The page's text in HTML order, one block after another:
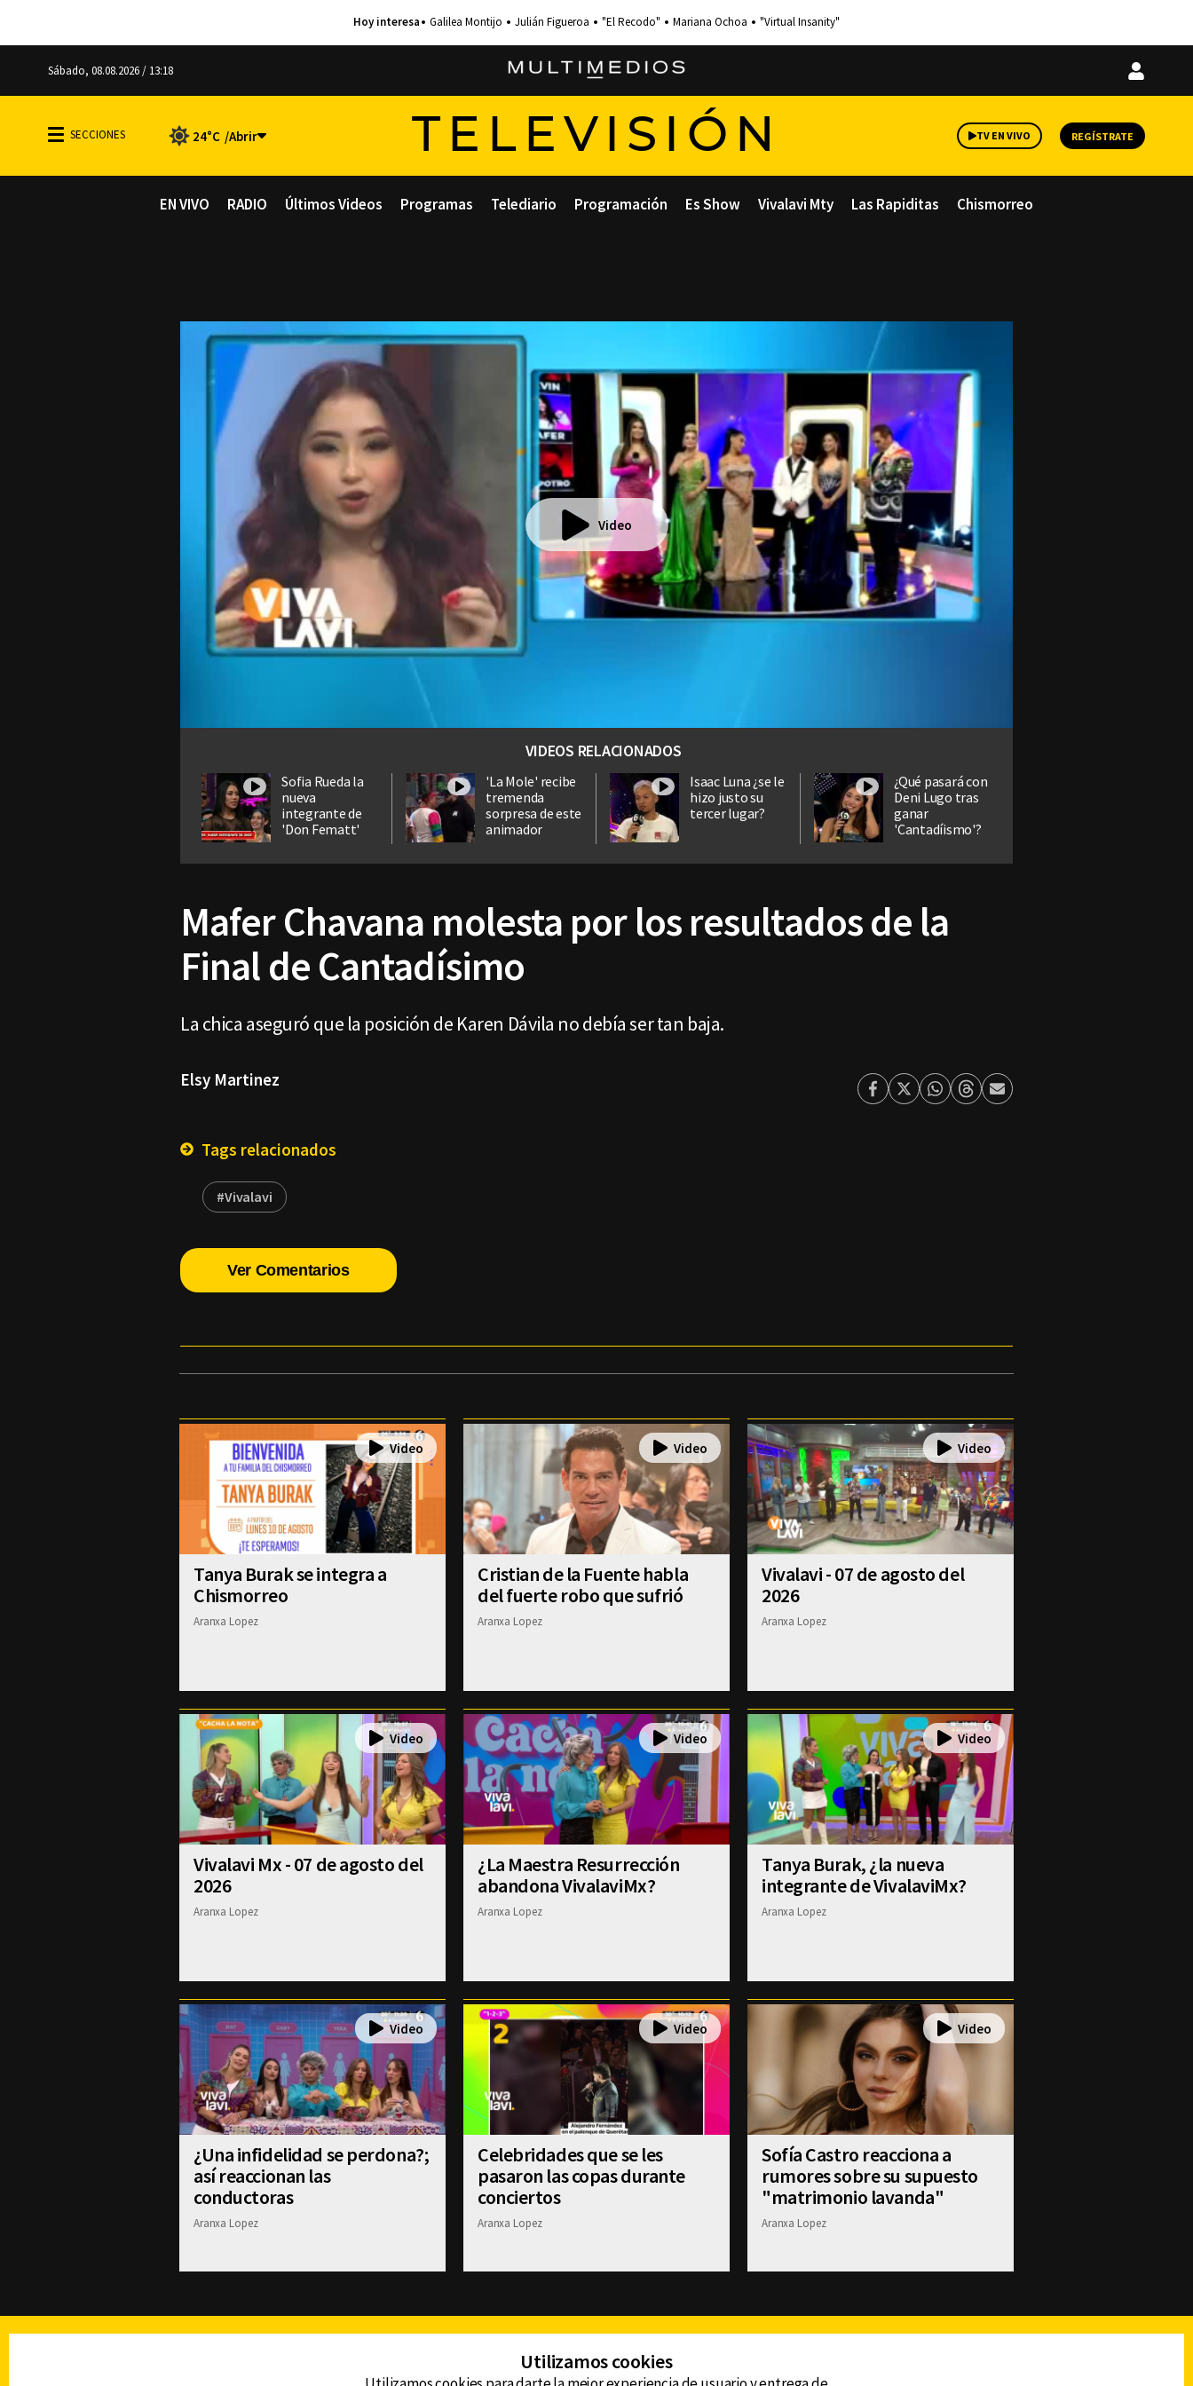
Galilea Montijo Julián Figueroa "El Recodo" Mariana Ochoa "Virtual Insanity"
Sábado, 08.08.2026 / 13:18
Iniciar
24°C TELEVISIÓN TV EN VIVO REGÍSTRATE
EN VIVO RADIO Últimos Videos Programas Telediario Programación Es Show Vivalavi Mty Las Rapiditas Chismorreo
Video
VIDEOS RELACIONADOS
Sofia Rueda la
nueva
integrante de
'Don Fematt'
'La Mole' recibe
tremenda
sorpresa de este
animador
Isaac Luna ¿se le
hizo justo su
tercer lugar?
¿Qué pasará con
Deni Lugo tras
ganar
'Cantadíismo'?
Mafer Chavana molesta por los resultados de la
Final de Cantadísimo
La chica aseguró que la posición de Karen Dávila no debía ser tan baja.
Elsy Martinez
Facebook
TwitterWhatsapp
ThreadsEnviar
Tags relacionados
#Vivalavi
Ver Comentarios
Tanya Burak se integra a
Chismorreo
Aranxa Lopez
Cristian de la Fuente habla
del fuerte robo que sufrió
Aranxa Lopez
Vivalavi - 07 de agosto del
2026
Aranxa Lopez
Vivalavi Mx - 07 de agosto del
2026
Aranxa Lopez
¿La Maestra Resurrección
abandona VivalaviMx?
Aranxa Lopez
Tanya Burak, ¿la nueva
integrante de VivalaviMx?
Aranxa Lopez
¿Una infidelidad se perdona?;
así reaccionan las
conductoras
Aranxa Lopez
Celebridades que se les
pasaron las copas durante
conciertos
Aranxa Lopez
Sofía Castro reacciona a
rumores sobre su supuesto
"matrimonio lavanda"
Aranxa Lopez
Utilizamos cookies